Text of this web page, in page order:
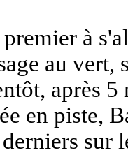
à
au
après
en piste,
sur